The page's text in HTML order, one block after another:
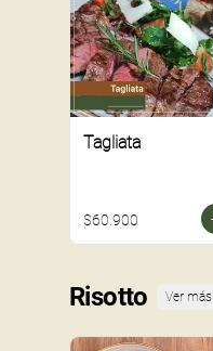
Tagliata
$60.900
Risotto Ver más